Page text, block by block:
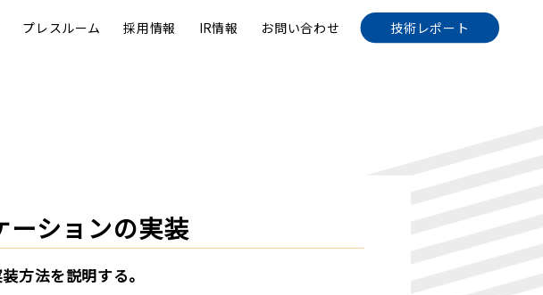
プレスルーム 採用情報 IR情報 お問い合わせ 技術レポート
ションの実装
方法を説明する。